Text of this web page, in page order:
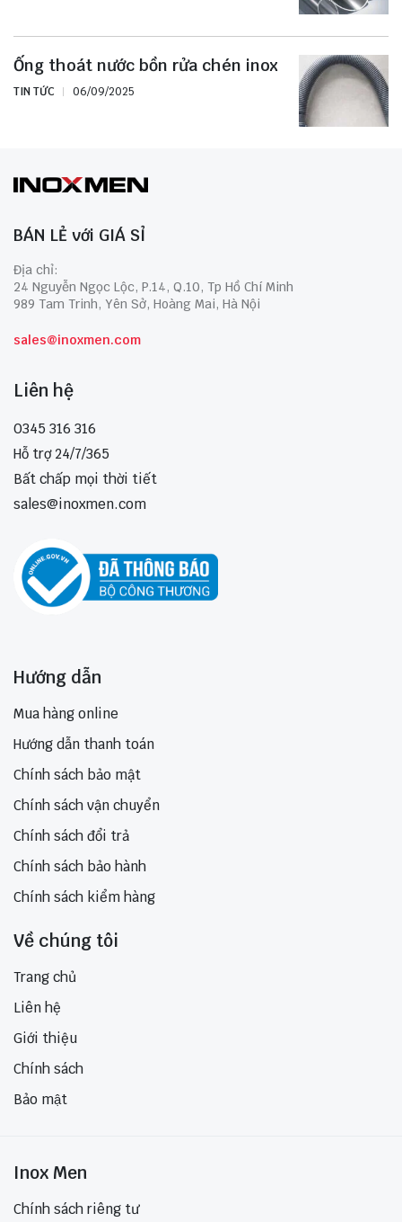
Ống thoát nước bồn rửa chén inox
TIN TỨC 06/09/2025
BÁN LẺ với GIÁ SỈ
Địa chỉ:
24 Nguyễn Ngọc Lộc, P.14, Q.10, Tp Hồ Chí Minh
989 Tam Trinh, Yên Sở, Hoàng Mai, Hà Nội
sales@inoxmen.com
Liên hệ
0345 316 316
Hỗ trợ 24/7/365
Bất chấp mọi thời tiết
sales@inoxmen.com
Hướng dẫn
Mua hàng online
Hướng dẫn thanh toán
Chính sách bảo mật
Chính sách vận chuyển
Chính sách đổi trả
Chính sách bảo hành
Chính sách kiểm hàng
Về chúng tôi
Trang chủ
Liên hệ
Giới thiệu
Chính sách
Bảo mật
Inox Men
Chính sách riêng tư